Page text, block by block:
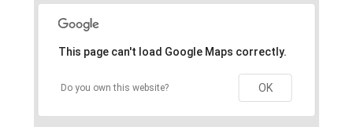
This page can't load Google Maps correctly.
Do you own this website? OK